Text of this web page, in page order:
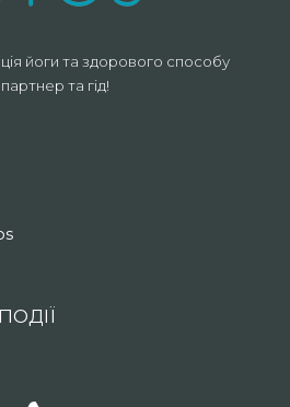
йоги та здорового способу
та гід!